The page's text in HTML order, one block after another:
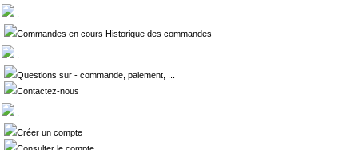
Commandes en cours Historique des commandes
Questions sur - commande, paiement, ...
Contactez-nous
Créer un compte